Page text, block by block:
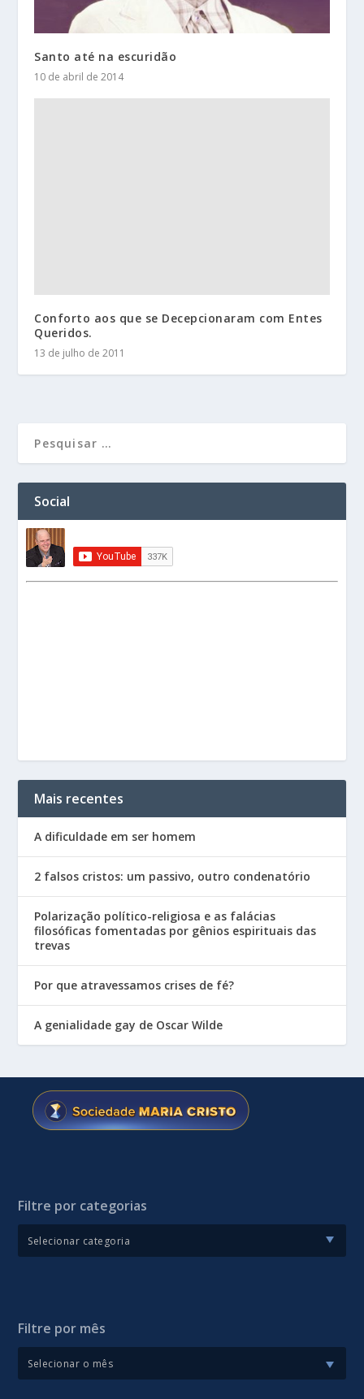
Santo até na escuridão
10 de abril de 2014
Conforto aos que se Decepcionaram com Entes
Queridos.
13 de julho de 2011
Social
Mais recentes
A dificuldade em ser homem
2 falsos cristos: um passivo, outro condenatório
Polarização político-religiosa e as falácias
filosóficas fomentadas por gênios espirituais das
trevas
Por que atravessamos crises de fé?
A genialidade gay de Oscar Wilde
Filtre por categorias
Filtre por mês